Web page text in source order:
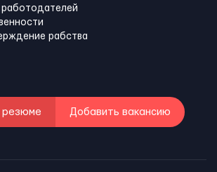
рабства
резюме Добавить вакансию